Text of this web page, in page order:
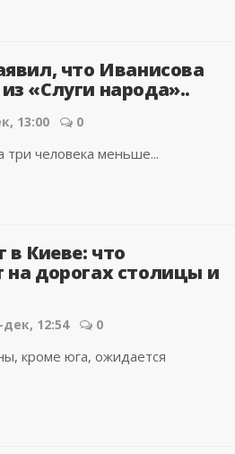
что Иванисова
«Слуги народа»..
13:00 0
три человека меньше...
в Киеве: что
на дорогах столицы и
дек, 12:54 0
кроме юга, ожидается